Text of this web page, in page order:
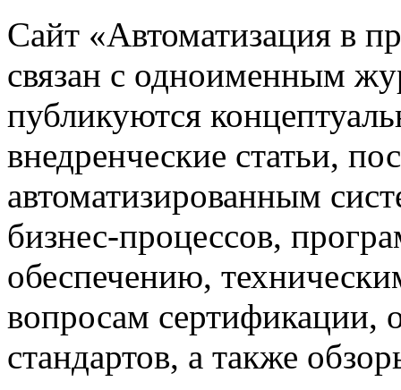
Сайт «Автоматизация в
связан с одноименным
публикуются
внедренческие статьи,
автоматизированным
бизнес-процессов,
обеспечению,
вопросам
стандартов, а также